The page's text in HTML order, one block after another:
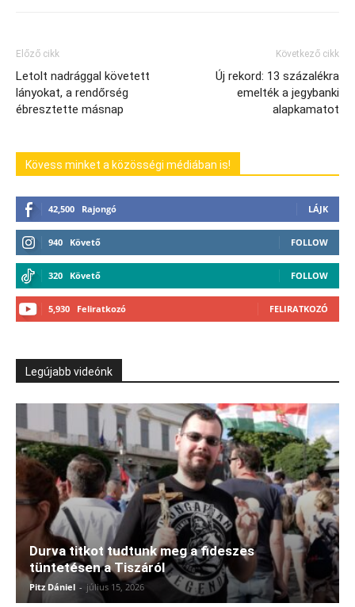
Előző cikk
Letolt nadrággal követett
lányokat, a rendőrség
ébresztette másnap
Következő cikk
Új rekord: 13 százalékra
emelték a jegybanki
alapkamatot
Kövess minket a közösségi médiában is!
42,500 Rajongó LÁJK
940 Követő FOLLOW
320 Követő FOLLOW
5,930 Feliratkozó FELIRATKOZÓ
Legújabb videónk
Durva titkot tudtunk meg a fideszes
tüntetésen a Tiszáról
Pitz Dániel - július 15, 2026